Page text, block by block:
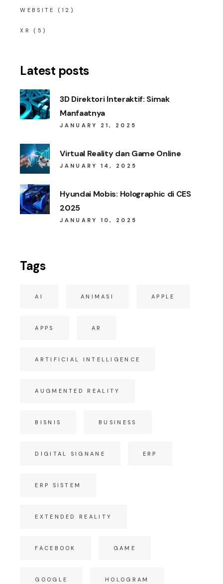
WEBSITE (12)
XR (5)
Latest posts
3D Direktori Interaktif: Simak
Manfaatnya
JANUARY 21, 2025
Virtual Reality dan Game Online
JANUARY 14, 2025
Hyundai Mobis: Holographic di CES
2025
JANUARY 10, 2025
Tags
AI ANIMASI APPLE
APPS AR
ARTIFICIAL INTELLIGENCE
AUGMENTED REALITY
BISNIS BUSINESS
DIGITAL SIGNANE ERP
ERP SISTEM
EXTENDED REALITY
FACEBOOK GAME
GOOGLE HOLOGRAM